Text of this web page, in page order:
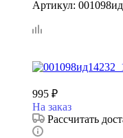
Артикул:
995 ₽
На заказ
Рассчитать